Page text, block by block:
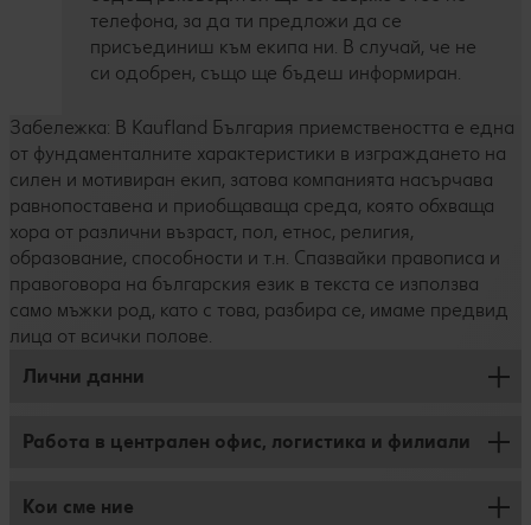
телефона, за да ти предложи да се
присъединиш към екипа ни. В случай, че не
си одобрен, също ще бъдеш информиран.
Забележка: В Kaufland България приемствеността е една
от фундаменталните характеристики в изграждането на
силен и мотивиран екип, затова компанията насърчава
равнопоставена и приобщаваща среда, която обхваща
хора от различни възраст, пол, етнос, религия,
образование, способности и т.н. Спазвайки правописа и
правоговора на българския език в текста се използва
само мъжки род, като с това, разбира се, имаме предвид
лица от всички полове.
Лични данни
Защита на личните данни
Работа в централен офис, логистика и филиали
Работа във филиал
Кои сме ние